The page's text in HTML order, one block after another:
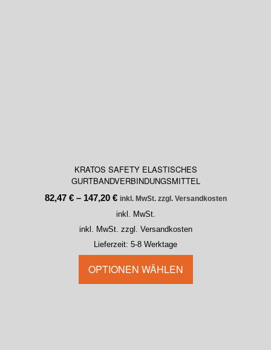
KRATOS SAFETY ELASTISCHES
GURTBANDVERBINDUNGSMITTEL
82,47 €– 147,20 € inkl. MwSt. zzgl. Versandkosten
inkl. MwSt.
inkl. MwSt. zzgl. Versandkosten
Lieferzeit: 5-8 Werktage
OPTIONEN WÄHLEN